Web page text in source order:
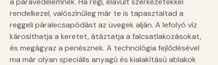
rendelkezel, valószínűleg már te is tapasztaltad a
reggeli páralecsapódást az üvegek alján. A lefolyó víz
károsíthatja a keretet, átáztatja a falcsatlakozásokat,
és megágyaz a penésznek. A technológia fejlődésével
ma már olyan speciális anyagú és kialakítású ablakok